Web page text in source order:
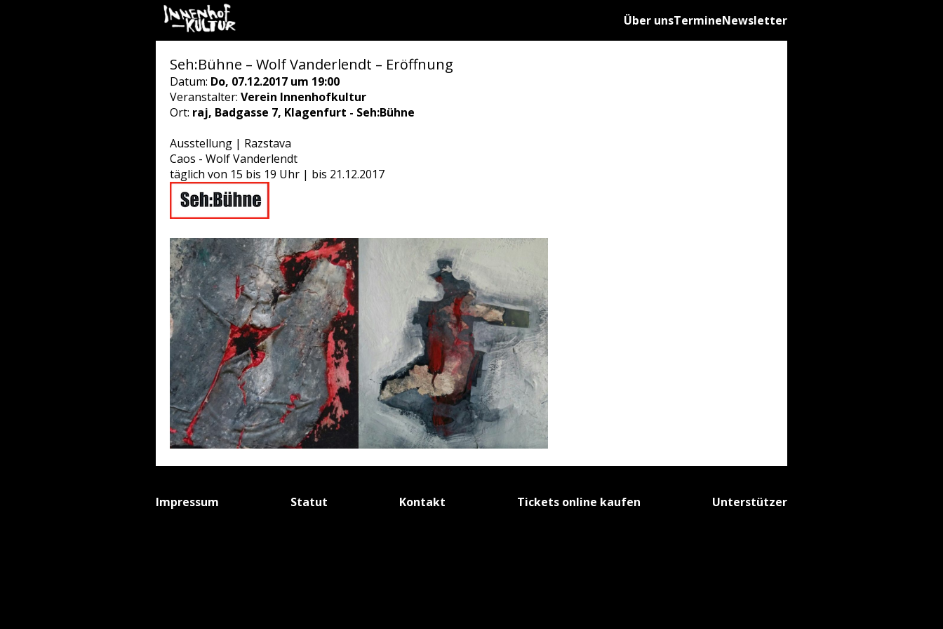
Über unsTermineNewsletter
Seh:Bühne – Wolf Vanderlendt – Eröffnung
Datum: Do, 07.12.2017 um 19:00
Veranstalter: Verein Innenhofkultur
Ort: raj, Badgasse 7, Klagenfurt - Seh:Bühne
Ausstellung | Razstava
Caos - Wolf Vanderlendt
täglich von 15 bis 19 Uhr | bis 21.12.2017
Impressum Statut Kontakt Tickets online kaufen Unterstützer